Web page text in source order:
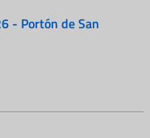
- Portón de San